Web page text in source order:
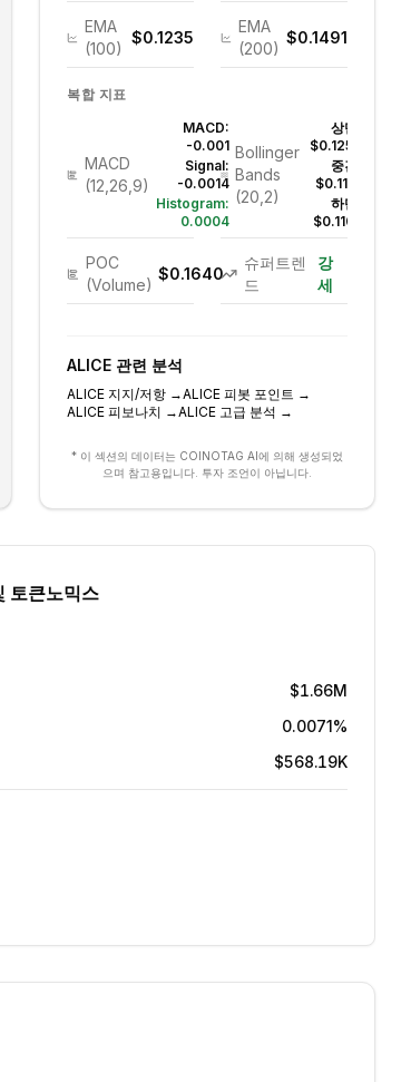
EMA
(100)
$0.1235
EMA
(200)
$0.1491
복합 지표
MACD
(12,26,9)
MACD:
-0.001
Signal:
-0.0014
Histogram:
0.0004
Bollinger
Bands
(20,2)
상단:
$0.1257
중간:
$0.1181
하단:
$0.1105
POC
(Volume)
$0.1640
슈퍼트렌
드
강
세
ALICE관련 분석
ALICE 지지/저항→ALICE 피봇 포인트 →
ALICE 피보나치 →ALICE 고급 분석 →
* 이 섹션의 데이터는 COINOTAG AI에 의해 생성되었
으며 참고용입니다. 투자 조언이 아닙니다.
토큰노믹스
$1.66M
0.0071%
$568.19K